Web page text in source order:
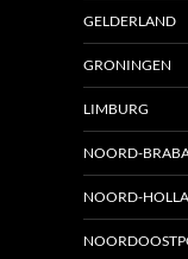
GELDERLAND
GRONINGEN
LIMBURG
NOORD-
NOORD-